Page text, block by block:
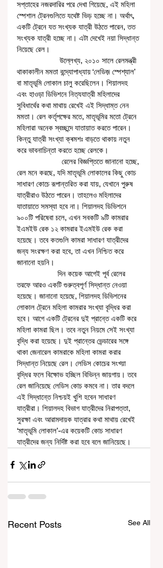
সপ্তাহের নজরদারির পরে দেখা গিয়েছে, এই মহিলা
স্পেশাল ট্রেনগুলিতে যথেষ্ট ভিড় হচ্ছে না। অর্থাৎ,
একটি ট্রেনে যত সংখ্যক যাত্রী উঠতে পারেন, তত
সংখ্যক যাত্রী হচ্ছে না। এটা দেখেই নয়া সিদ্ধান্ত
নিয়েছে রেল।
থাকাকালীন মমতা বন্দ্যোপাধ্যায় ‘লেডিজ় স্পেশ্যাল’
বা মাতৃভূমি লোকাল চালু করেছিলেন। শিয়ালদহ
এবং হাওড়া ডিভিশনে নিত্যযাত্রী মহিলাদের
সুবিধার্থের কথা মাথায় রেখেই এই সিদ্ধাম্ত নেন
মমতা। রেল কর্তৃপক্ষের মতে, মাতৃভূমির মতো ট্রেনে
মহিলারা অনেক স্বচ্ছন্দে যাতায়াত করতে পারেন।
কিন্তু যাত্রী সংখ্যা ক্ৰমশঃ বাড়তে থাকায় নতুন
করে ভাবনাচিন্তা করতে হচ্ছে রেলকে।
রেল মনে করছে, যদি মাতৃভূমি লোকালের কিছু কোচ
সাধারণ কোচে রূপান্তরিত করা যায়, যেখানে পুরুষ
যাত্রীরাও উঠতে পারেন। তাহলেও মহিলাদের
যাতায়াতে সমস্যা হবে না। শিয়ালদহ ডিভিশনে
৯০০টি পরিষেবা চলে, এখন সবকটি ৯টি কামরার
ইএমইউ রেক ১২ কামরার ইএমইউ রেক করা
হয়েছে। তবে কতগুলি কামরা সাধারণ যাত্রীদের
জন্য সংরক্ষণ করা হবে, তা এখন নিশ্চিত করে
জানানো হয়নি।
তরফে আরও একটি গুরুত্বপূর্ণ সিদ্ধান্ত নেওয়া
হয়েছে। জানানো হয়েছে, শিয়ালদহ ডিভিশনের
লোকাল ট্রেনে মহিলা কামরার সংখ্যা বৃদ্ধির করা
হবে। আগে একটি ট্রেনের দুই প্রান্তে একটি করে
মহিলা কামরা ছিল। তবে নতুন নিয়মে সেই সংখ্যা
বৃদ্ধি করা হয়েছে। দুই প্রান্তের ভেন্ডারের সঙ্গে
থাকা জেনারেল কামরাকে মহিলা কামরা করার
সিদ্ধান্ত নিয়েছে রেল। লেডিস কোচের সংখ্য়া
বৃদ্ধির ফলে বিক্ষোভ হচ্ছিল বিভিন্ন জায়গায়। তবে
রেল জানিয়েছে লেডিস কোচ কমবে না। তার বদলে
এই সিদ্ধান্তে নিশ্চয়ই খুশি হবেন সাধারণ
যাত্রীরা। শিয়ালদহ বিভাগ যাত্রীদের নিরাপত্তা,
সুরক্ষা এবং আরামদায়ক যাত্রার কথা মাথায় রেখেই
‘মাতৃভূমি লোকাল’-এর কয়েকটি কোচ সাধারণ
যাত্রীদের জন্য নির্দিষ্ট করা হবে বলে জানিয়েছে।
Recent Posts See All